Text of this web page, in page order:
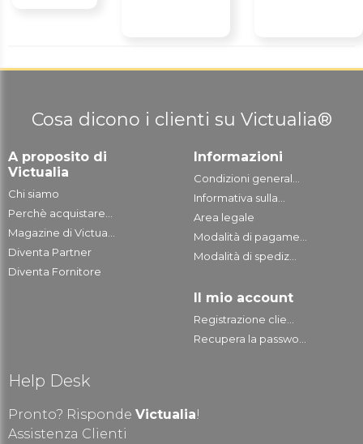
Cosa dicono i clienti su Victualia®
A proposito di
Victualia
Chi siamo
Perchè acquistare...
Magazine di Victua...
Diventa Partner
Diventa Fornitore
Informazioni
Condizioni general...
Informativa sulla...
Area legale
Modalità di pagame...
Modalità di spediz...
Il mio account
Registrazione clie...
Recupera la passwo...
Help Desk
Pronto? Risponde Victualia!
Assistenza Clienti